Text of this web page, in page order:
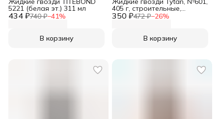
434 ₽740 ₽−41%
5221 (белая эт.) 311 мл
В корзину
350 ₽472 ₽−26%
405 г, строительные,
универсальные, бежевые,
В корзину